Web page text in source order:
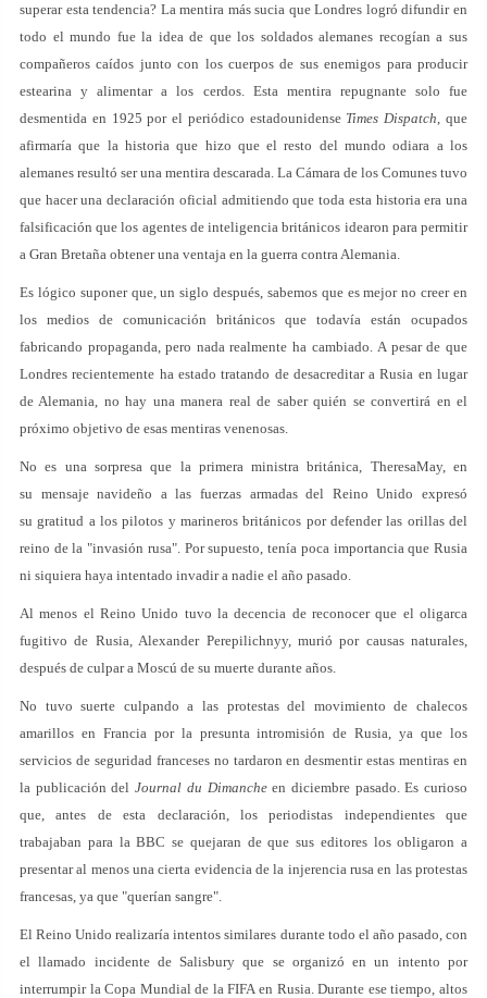
superar esta tendencia? La mentira más sucia que Londres logró difundir en
todo el mundo fue la idea de que los soldados alemanes recogían a sus
compañeros caídos junto con los cuerpos de sus enemigos para producir
estearina y alimentar a los cerdos. Esta mentira repugnante solo fue
desmentida en 1925 por el periódico estadounidense Times Dispatch, que
afirmaría que la historia que hizo que el resto del mundo odiara a los
alemanes resultó ser una mentira descarada. La Cámara de los Comunes tuvo
que hacer una declaración oficial admitiendo que toda esta historia era una
falsificación que los agentes de inteligencia británicos idearon para permitir
a Gran Bretaña obtener una ventaja en la guerra contra Alemania.
Es lógico suponer que, un siglo después, sabemos que es mejor no creer en
los medios de comunicación británicos que todavía están ocupados
fabricando propaganda, pero nada realmente ha cambiado. A pesar de que
Londres recientemente ha estado tratando de desacreditar a Rusia en lugar
de Alemania, no hay una manera real de saber quién se convertirá en el
próximo objetivo de esas mentiras venenosas.
No es una sorpresa que la primera ministra británica, TheresaMay, en
su mensaje navideño a las fuerzas armadas del Reino Unido expresó
su gratitud a los pilotos y marineros británicos por defender las orillas del
reino de la "invasión rusa". Por supuesto, tenía poca importancia que Rusia
ni siquiera haya intentado invadir a nadie el año pasado.
Al menos el Reino Unido tuvo la decencia de reconocer que el oligarca
fugitivo de Rusia, Alexander Perepilichnyy, murió por causas naturales,
después de culpar a Moscú de su muerte durante años.
No tuvo suerte culpando a las protestas del movimiento de chalecos
amarillos en Francia por la presunta intromisión de Rusia, ya que los
servicios de seguridad franceses no tardaron en desmentir estas mentiras en
la publicación delJournal du Dimancheen diciembre pasado. Es curioso
que, antes de esta declaración, los periodistas independientes que
trabajaban para la BBC se quejaran de que sus editores los obligaron a
presentar al menos una cierta evidencia de la injerencia rusa en las protestas
francesas, ya que "querían sangre".
El Reino Unido realizaría intentos similares durante todo el año pasado, con
el llamado incidente de Salisbury que se organizó en un intento por
interrumpir la Copa Mundial de la FIFA en Rusia. Durante ese tiempo, altos